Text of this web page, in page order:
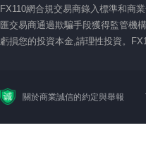
FX110網合規交易商錄入標準和商
匯交易商通過欺騙手段獲得監管機
虧損您的投資本金,請理性投資。
關於商業誠信的約定與舉報